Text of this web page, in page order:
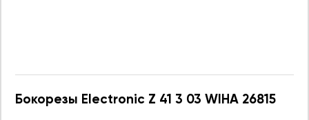
Бокорезы Electronic Z 41 3 03 WIHA 26815